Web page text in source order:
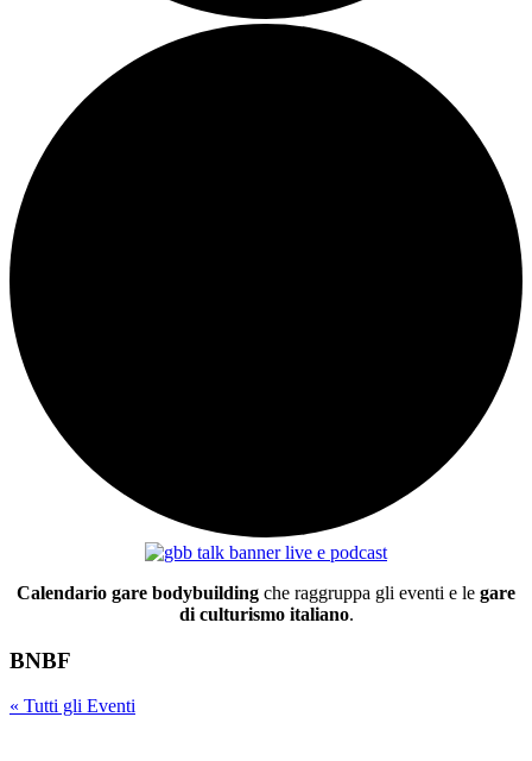
Calendario gare bodybuilding che raggruppa gli eventi e le gare
di culturismo italiano.
BNBF
« Tutti gli Eventi